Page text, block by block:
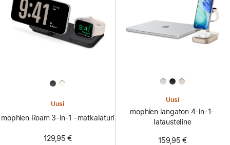
Uusi
mophien Roam 3-in-1 ‑matkalaturi
129,95 €
Uusi
mophien langaton 4-in-1-
latausteline
159,95 €